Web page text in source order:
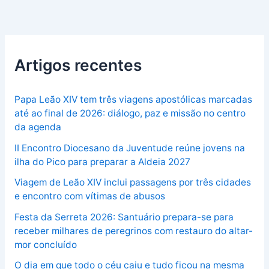
Artigos recentes
Papa Leão XIV tem três viagens apostólicas marcadas
até ao final de 2026: diálogo, paz e missão no centro
da agenda
II Encontro Diocesano da Juventude reúne jovens na
ilha do Pico para preparar a Aldeia 2027
Viagem de Leão XIV inclui passagens por três cidades
e encontro com vítimas de abusos
Festa da Serreta 2026: Santuário prepara-se para
receber milhares de peregrinos com restauro do altar-
mor concluído
O dia em que todo o céu caiu e tudo ficou na mesma